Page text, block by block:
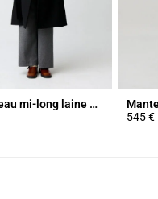
Manteau mi-long laine mélangée
545 €